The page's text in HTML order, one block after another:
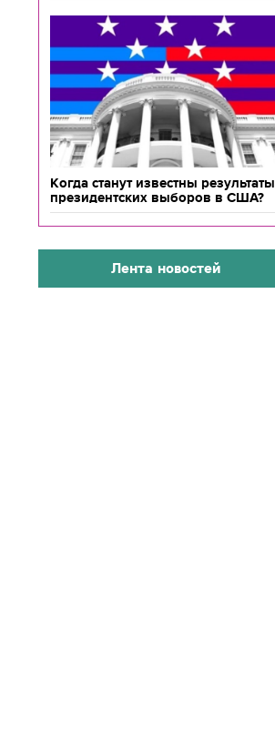
Когда станут известны результаты
президентских выборов в США?
Лента новостей